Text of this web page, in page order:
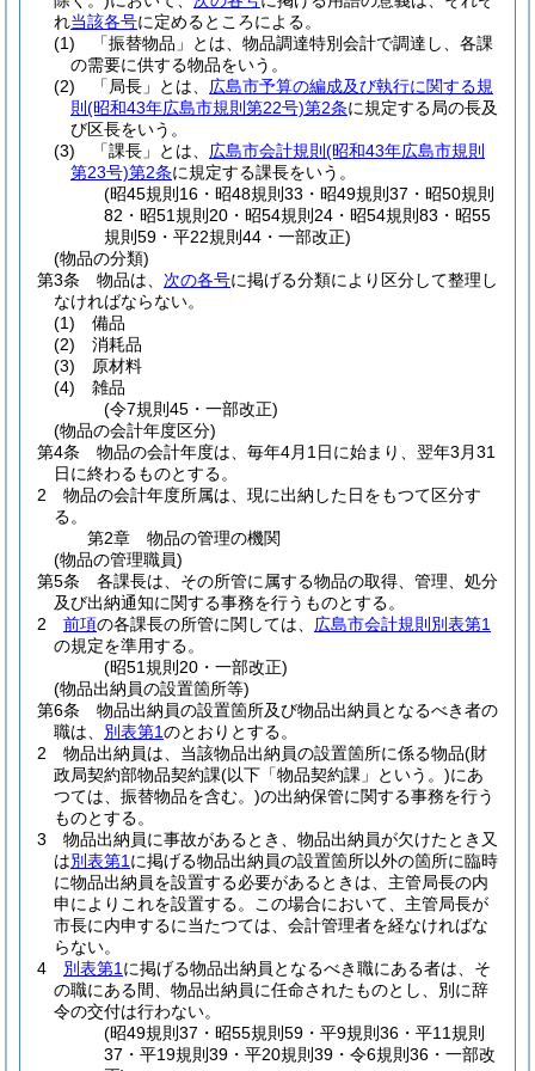
れ当該各号に定めるところによる。
(1)
「振替物品」とは、物品調達特別会計で調達し、各課
の需要に供する物品をいう。
(2)
「局長」とは、 広島市予算の編成及び執行に関する規
則 (昭和43年広島市規則第22号)第2条に規定する局の長及
び区長をいう。
(3)
「課長」とは、 広島市会計規則 (昭和43年広島市規則
第23号)第2条に規定する課長をいう。
(昭45規則16・昭48規則33・昭49規則37・昭50規則
82・昭51規則20・昭54規則24・昭54規則83・昭55
規則59・平22規則44・一部改正)
(物品の分類)
第3条
物品は、 次の各号に掲げる分類により区分して整理し
なければならない。
(1)
備品
(2)
消耗品
(3)
原材料
(4)
雑品
(令7規則45・一部改正)
(物品の会計年度区分)
第4条
物品の会計年度は、毎年4月1日に始まり、翌年3月31
日に終わるものとする。
2
物品の会計年度所属は、現に出納した日をもつて区分す
る。
第2章
物品の管理の機関
(物品の管理職員)
第5条
各課長は、その所管に属する物品の取得、管理、処分
及び出納通知に関する事務を行うものとする。
2
前項の各課長の所管に関しては、 広島市会計規則別表第1
の規定を準用する。
(昭51規則20・一部改正)
(物品出納員の設置箇所等)
第6条
物品出納員の設置箇所及び物品出納員となるべき者の
職は、 別表第1のとおりとする。
2
物品出納員は、当該物品出納員の設置箇所に係る物品(財
政局契約部物品契約課(以下「物品契約課」という。)にあ
つては、振替物品を含む。)の出納保管に関する事務を行う
ものとする。
3
物品出納員に事故があるとき、物品出納員が欠けたとき又
は別表第1 に掲げる物品出納員の設置箇所以外の箇所に臨時
に物品出納員を設置する必要があるときは、主管局長の内
申によりこれを設置する。
この場合において、主管局長が
市長に内申するに当たつては、会計管理者を経なければな
らない。
4
別表第1 に掲げる物品出納員となるべき職にある者は、そ
の職にある間、物品出納員に任命されたものとし、別に辞
令の交付は行わない。
(昭49規則37・昭55規則59・平9規則36・平11規則
37・平19規則39・平20規則39・令6規則36・一部改